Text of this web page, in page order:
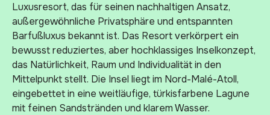
Luxusresort, das für seinen nachhaltigen Ansatz,
außergewöhnliche Privatsphäre und entspannten
Barfußluxus bekannt ist. Das Resort verkörpert ein
bewusst reduziertes, aber hochklassiges Inselkonzept,
das Natürlichkeit, Raum und Individualität in den
Mittelpunkt stellt. Die Insel liegt im Nord-Malé-Atoll,
eingebettet in eine weitläufige, türkisfarbene Lagune
mit feinen Sandstränden und klarem Wasser.